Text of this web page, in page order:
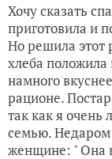
Хочу сказать
приготовила и
Но решила этот
хлеба
намного
рационе.
так как я очень
семью. Недаром
женщине: " Она